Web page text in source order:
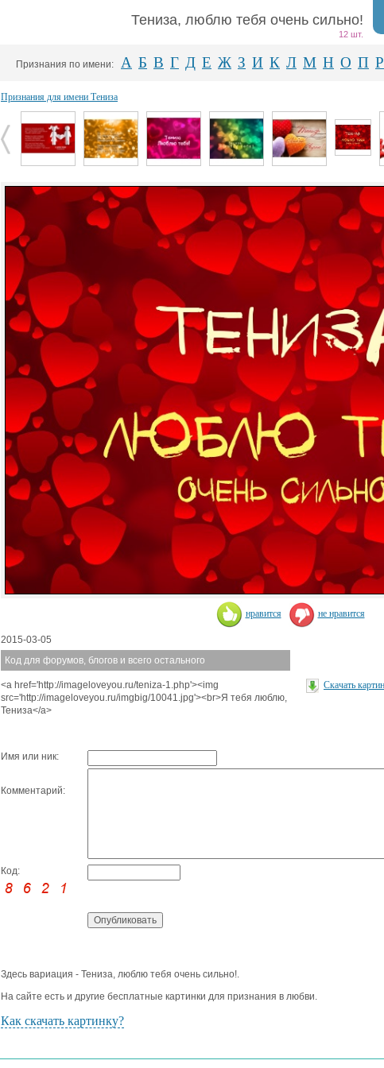
Тениза, люблю тебя очень сильно!
12 шт.
Признания по имени: А Б В Г Д Е Ж З И К Л М Н О П Р
Признания для имени Тениза
нравится не нравится
2015-03-05
Код для форумов, блогов и всего остального
<a href='http://imageloveyou.ru/teniza-1.php'><img
src='http://imageloveyou.ru/imgbig/10041.jpg'><br>Я тебя люблю,
Тениза</a>
Скачать
Имя или ник:
Комментарий:
Код:
Здесь вариация - Тениза, люблю тебя очень сильно!.
На сайте есть и другие бесплатные картинки для признания в любви.
Как скачать картинку?